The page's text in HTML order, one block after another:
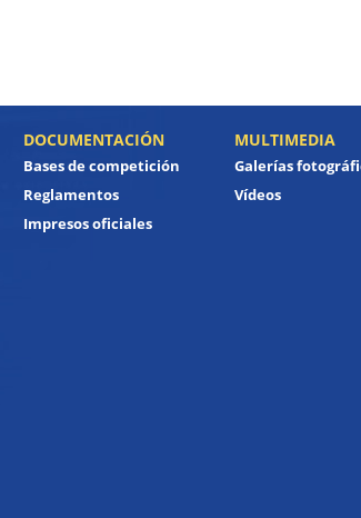
DOCUMENTACIÓN
Bases de competición
Reglamentos
Impresos oficiales
MULTIMEDIA
Galerías
Vídeos